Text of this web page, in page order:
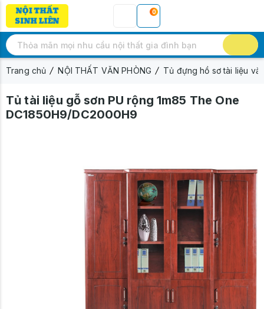
0
Trang chủ NỘI THẤT VĂN PHÒNG Tủ đựng hồ sơ tài liệu
Tủ tài liệu gỗ sơn PU rộng 1m85 The One
DC1850H9/DC2000H9